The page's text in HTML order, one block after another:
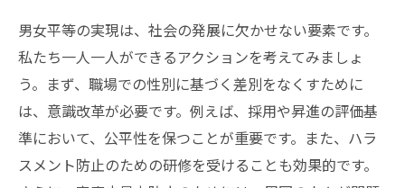
男女平等の実現は、社会の発展に欠かせない要素です。
私たち一人一人ができるアクションを考えてみましょ
う。まず、職場での性別に基づく差別をなくすために
は、意識改革が必要です。例えば、採用や昇進の評価基
準において、公平性を保つことが重要です。また、ハラ
スメント防止のための研修を受けることも効果的です。